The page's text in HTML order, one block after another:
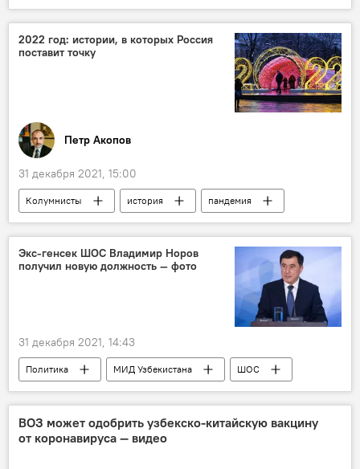
2022 год: истории, в которых Россия
поставит точку
Петр Акопов
31 декабря 2021, 15:00
Колумнисты история пандемия
Экс-генсек ШОС Владимир Норов
получил новую должность — фото
31 декабря 2021, 14:43
Политика МИД Узбекистана
ШОС
Владимир Норов
ВОЗ может одобрить узбекско-китайскую вакцину
от коронавируса — видео